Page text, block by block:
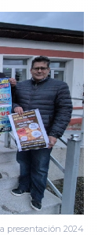
presentación 2024